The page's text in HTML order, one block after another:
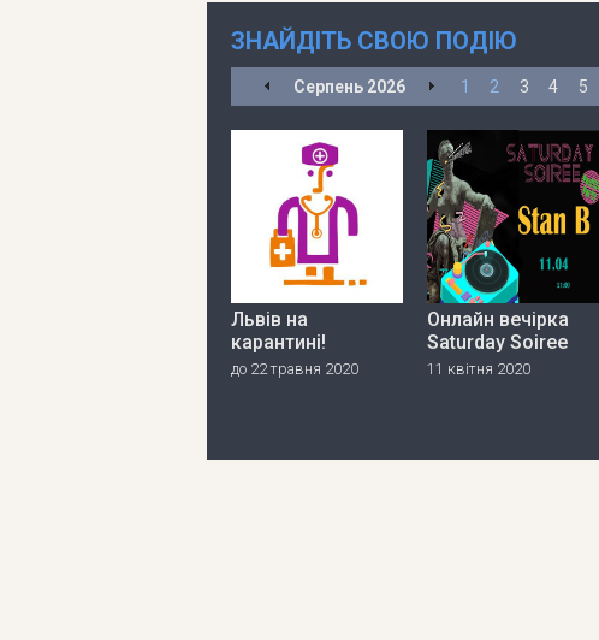
ЗНАЙДІТЬ СВОЮ ПОДІЮ
Серпень 2026 1 2 3 4 5
Львів на
карантині!
до 22 травня 2020
Онлайн вечірка
Saturday Soiree
11 квітня 2020